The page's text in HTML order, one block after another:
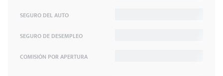
SEGURO DEL AUTO
SEGURO DE DESEMPLEO
COMISIÓN POR APERTURA